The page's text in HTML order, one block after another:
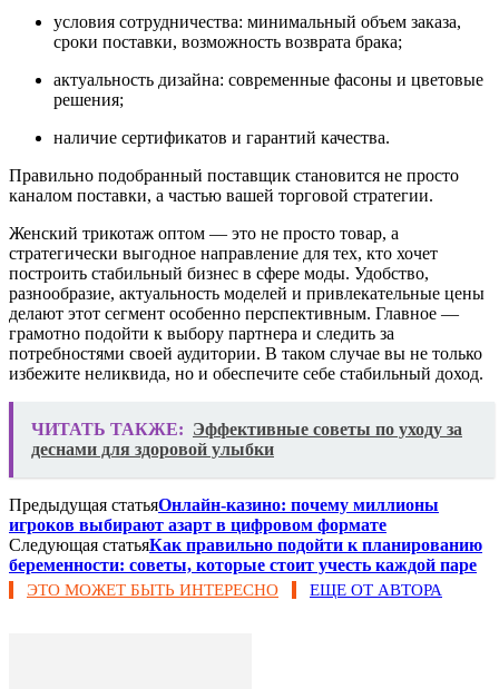
условия сотрудничества: минимальный объем заказа,
сроки поставки, возможность возврата брака;
актуальность дизайна: современные фасоны и цветовые
решения;
наличие сертификатов и гарантий качества.
Правильно подобранный поставщик становится не просто
каналом поставки, а частью вашей торговой стратегии.
Женский трикотаж оптом — это не просто товар, а
стратегически выгодное направление для тех, кто хочет
построить стабильный бизнес в сфере моды. Удобство,
разнообразие, актуальность моделей и привлекательные цены
делают этот сегмент особенно перспективным. Главное —
грамотно подойти к выбору партнера и следить за
потребностями своей аудитории. В таком случае вы не только
избежите неликвида, но и обеспечите себе стабильный доход.
ЧИТАТЬ ТАКЖЕ: Эффективные советы по уходу за
деснами для здоровой улыбки
Предыдущая статьяОнлайн-казино: почему миллионы
игроков выбирают азарт в цифровом формате
Следующая статьяКак правильно подойти к планированию
беременности: советы, которые стоит учесть каждой паре
ЭТО МОЖЕТ БЫТЬ ИНТЕРЕСНО ЕЩЕ ОТ АВТОРА